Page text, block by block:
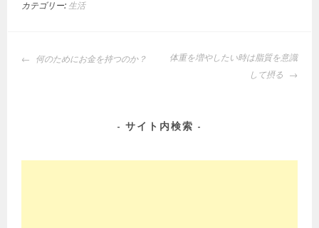
カテゴリー: 生活
投
シ
何のためにお金を持つのか？
体重を増やしたい時は脂質を意識
して摂る
サイト内検索